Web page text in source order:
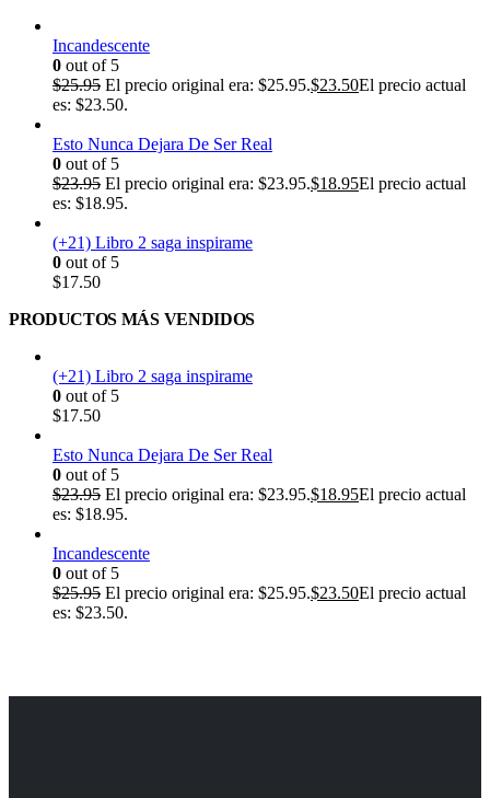
Incandescente
0 out of 5
$25.95 El precio original era: $25.95.$23.50El precio actual
es: $23.50.
Esto Nunca Dejara De Ser Real
0 out of 5
$23.95 El precio original era: $23.95.$18.95El precio actual
es: $18.95.
(+21) Libro 2 saga inspirame
0 out of 5
$17.50
PRODUCTOS MÁS VENDIDOS
(+21) Libro 2 saga inspirame
0 out of 5
$17.50
Esto Nunca Dejara De Ser Real
0 out of 5
$23.95 El precio original era: $23.95.$18.95El precio actual
es: $18.95.
Incandescente
0 out of 5
$25.95 El precio original era: $25.95.$23.50El precio actual
es: $23.50.